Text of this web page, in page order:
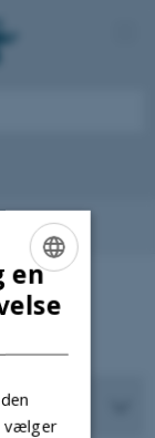
ENGLISH
en
vælger